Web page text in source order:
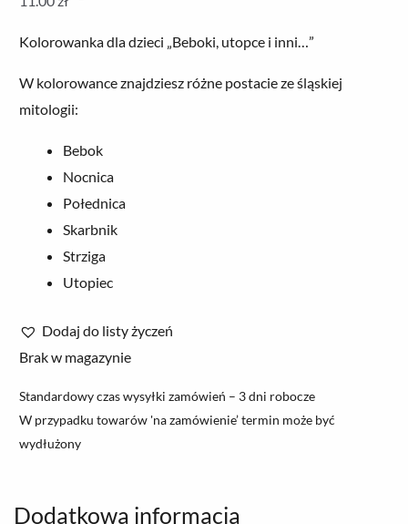
Kolorowanka dla dzieci „Beboki, utopce i inni…”
W kolorowance znajdziesz różne postacie ze śląskiej
mitologii:
Bebok
Nocnica
Połednica
Skarbnik
Strziga
Utopiec
Dodaj do listy życzeń
Brak w magazynie
Standardowy czas wysyłki zamówień – 3 dni robocze
W przypadku towarów 'na zamówienie’ termin może być
wydłużony
Dodatkowa informacja